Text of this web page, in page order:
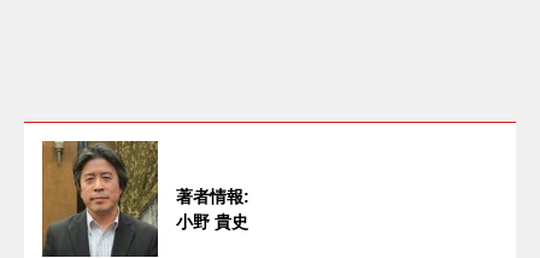
著者情報:
小野 貴史